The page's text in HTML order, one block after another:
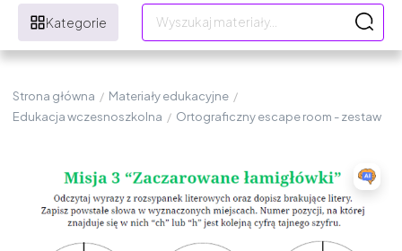
Kategorie
Strona główna / Materiały edukacyjne /
Edukacja wczesnoszkolna / Ortograficzny escape room - zestaw